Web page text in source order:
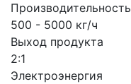
Производительность
500 - 5000 кг/ч
Выход продукта
2:1
Электроэнергия